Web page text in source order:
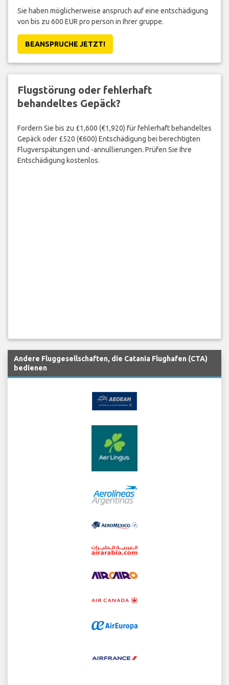
Sie haben möglicherweise anspruch auf eine entschädigung
von bis zu 600 EUR pro person in Ihrer gruppe.
BEANSPRUCHE JETZT!
Flugstörung oder fehlerhaft
behandeltes Gepäck?
Fordern Sie bis zu £1,600 (€1,920) für fehlerhaft behandeltes
Gepäck oder £520 (€600) Entschädigung bei berechtigten
Flugverspätungen und -annullierungen. Prüfen Sie Ihre
Entschädigung kostenlos.
Andere Fluggesellschaften, die Catania Flughafen (CTA)
bedienen